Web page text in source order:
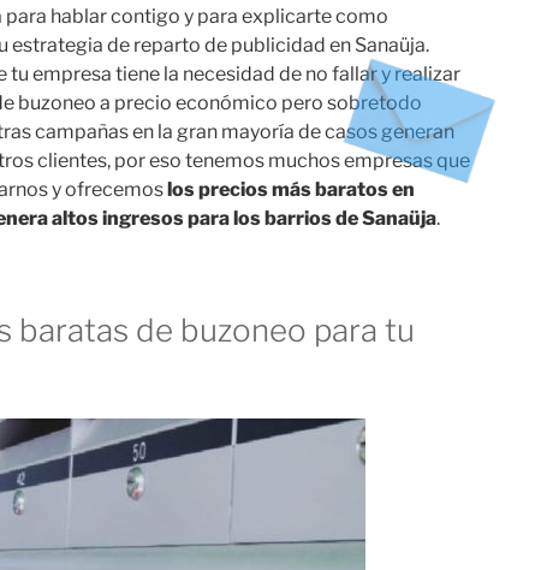
para hablar contigo y para explicarte como
estrategia de reparto de publicidad en Sanaüja.
tu empresa tiene la necesidad de no fallar y realizar
buzoneo a precio económico pero sobretodo
campañas en la gran mayoría de casos generan
clientes, por eso tenemos muchos empresas que
y ofrecemoslos precios más baratos en
altos ingresos para los barrios de Sanaüja.
baratas de buzoneo para tu